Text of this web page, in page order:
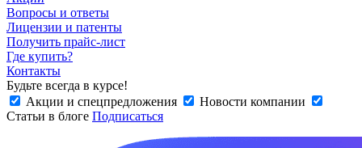
Вопросы и ответы
Лицензии и патенты
Получить прайс-лист
Где купить?
Контакты
Будьте всегда в курсе!
Акции и спецпредложения
Новости компании
Статьи в блоге Подписаться